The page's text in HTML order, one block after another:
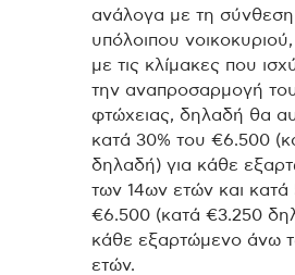
ανάλογα με τη
υπόλοιπου
με τις κλίμακες που
την αναπροσαρμογή
φτώχειας, δηλαδή θα
κατά 30% του €6.500
δηλαδή) για κάθε
των 14ων ετών και κατά
€6.500 (κατά €3.250
κάθε εξαρτώμενο άνω
ετών.